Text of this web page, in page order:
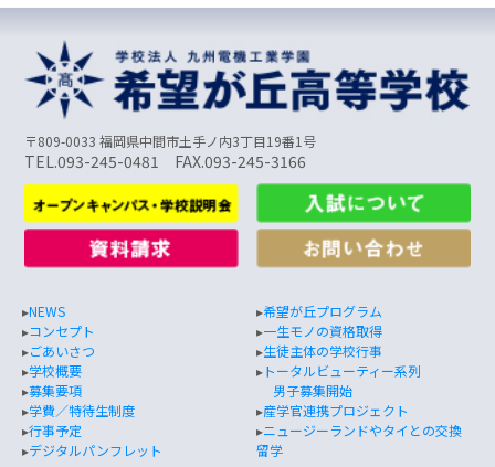
〒809-0033 福岡県中間市土手ノ内3丁目19番1号
TEL.093-245-0481 FAX.093-245-3166
▸NEWS
▸コンセプト
▸ごあいさつ
▸学校概要
▸募集要項
▸学費／特待生制度
▸行事予定
▸デジタルパンフレット
▸希望が丘プログラム
▸一生モノの資格取得
▸生徒主体の学校行事
▸トータルビューティー系列
男子募集開始
▸産学官連携プロジェクト
▸ニュージーランドやタイとの交換
留学